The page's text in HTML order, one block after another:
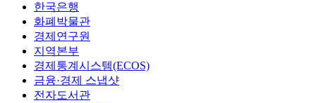
한국은행
화폐박물관
경제연구원
지역본부
경제통계시스템(ECOS)
금융·경제 스냅샷
전자도서관